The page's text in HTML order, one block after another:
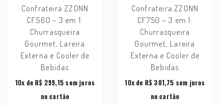
Confrateira ZZONN
CF560 – 3 em 1:
Churrasqueira
Gourmet, Lareira
Externa e Cooler de
Bebidas
10x de R$ 299,15 sem juros
no cartão
Confrateira ZZONN
CF750 – 3 em 1:
Churrasqueira
Gourmet, Lareira
Externa e Cooler de
Bebidas
10xde R$ 381,75 sem juros
no cartão